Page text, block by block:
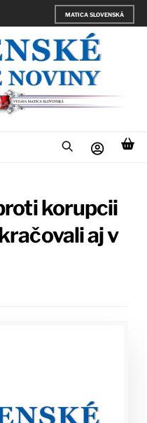
MATICA SLOVENSKÁ
korupcii
aj v